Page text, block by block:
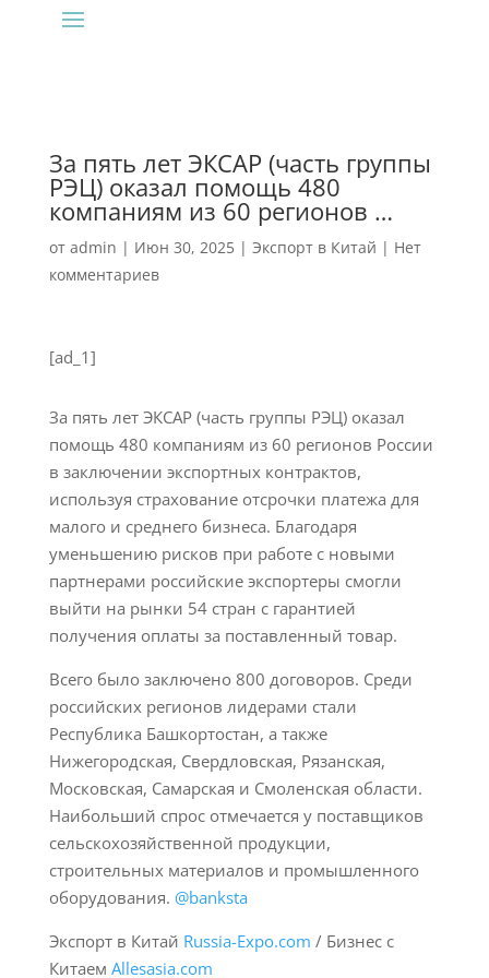
За пять лет ЭКСАР (часть группы
РЭЦ) оказал помощь 480
компаниям из 60 регионов …
от admin | Июн 30, 2025| Экспорт в Китай | Нет
комментариев
[ad_1]
За пять лет ЭКСАР (часть группы РЭЦ) оказал
помощь 480 компаниям из 60 регионов России
в заключении экспортных контрактов,
используя страхование отсрочки платежа для
малого и среднего бизнеса. Благодаря
уменьшению рисков при работе с новыми
партнерами российские экспортеры смогли
выйти на рынки 54 стран с гарантией
получения оплаты за поставленный товар.
Всего было заключено 800 договоров. Среди
российских регионов лидерами стали
Республика Башкортостан, а также
Нижегородская, Свердловская, Рязанская,
Московская, Самарская и Смоленская области.
Наибольший спрос отмечается у поставщиков
сельскохозяйственной продукции,
строительных материалов и промышленного
оборудования. @banksta
Экспорт в Китай Russia-Expo.com / Бизнес с
Китаем Allesasia.com